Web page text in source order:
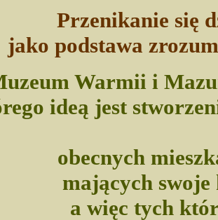
Przenikanie się
jako podstawa
Warmii i
ideą jest
obecnych
mających swoje
a więc tych